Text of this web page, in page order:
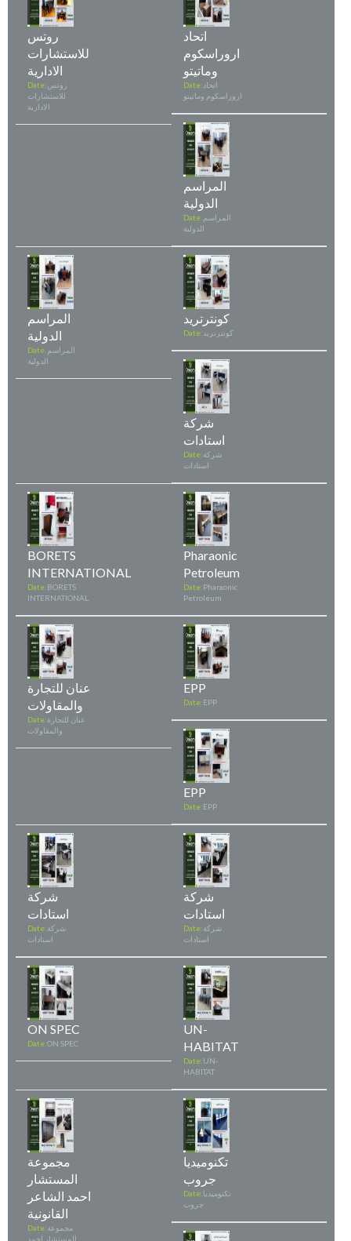
روتس
للاستشارات
الادارية
Date:روتس
للاستشارات
الادارية
اتحاد
اروراسكوم
وماتيتو
Date: اتحاد
اروراسكوم وماتيتو
المراسم
الدولية
Date: المراسم
الدولية
المراسم
الدولية
Date: المراسم
الدولية
كونترتريد
Date: كونترتريد
شركة
استادات
Date:شركة
استادات
BORETS
INTERNATIONAL
Date:BORETS
INTERNATIONAL
Pharaonic
Petroleum
Date:Pharaonic
Petroleum
عنان للتجارة
والمقاولات
Date:عنان للتجارة
والمقاولات
EPP
Date:EPP
EPP
Date:EPP
شركة
استادات
Date:شركة
استادات
شركة
استادات
Date:شركة
استادات
ON SPEC
Date:ON SPEC
UN-
HABITAT
Date:UN-
HABITAT
مجموعة
المستشار
احمد الشاعر
القانونية
Date:مجموعة
المستشار احمد
تكنوميديا
جروب
Date:تكنوميديا
جروب